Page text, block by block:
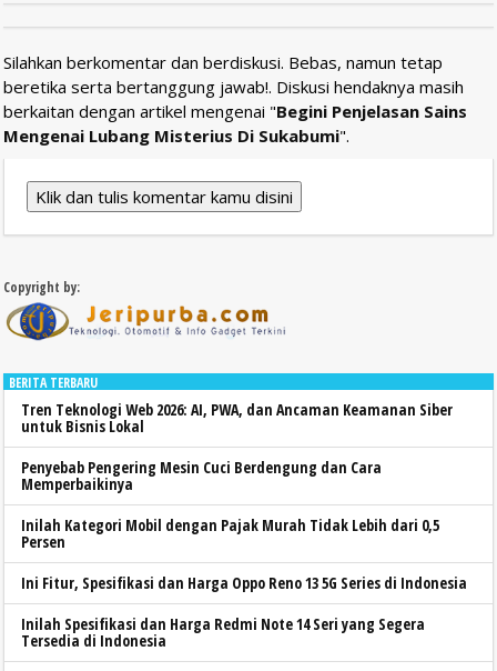
Silahkan berkomentar dan berdiskusi. Bebas, namun tetap
beretika serta bertanggung jawab!. Diskusi hendaknya masih
berkaitan dengan artikel mengenai "Begini Penjelasan Sains
Mengenai Lubang Misterius Di Sukabumi".
Klik dan tulis komentar kamu disini
Copyright by:
BERITA TERBARU
Tren Teknologi Web 2026: AI, PWA, dan Ancaman Keamanan Siber
untuk Bisnis Lokal
Penyebab Pengering Mesin Cuci Berdengung dan Cara
Memperbaikinya
Inilah Kategori Mobil dengan Pajak Murah Tidak Lebih dari 0,5
Persen
Ini Fitur, Spesifikasi dan Harga Oppo Reno 13 5G Series di Indonesia
Inilah Spesifikasi dan Harga Redmi Note 14 Seri yang Segera
Tersedia di Indonesia